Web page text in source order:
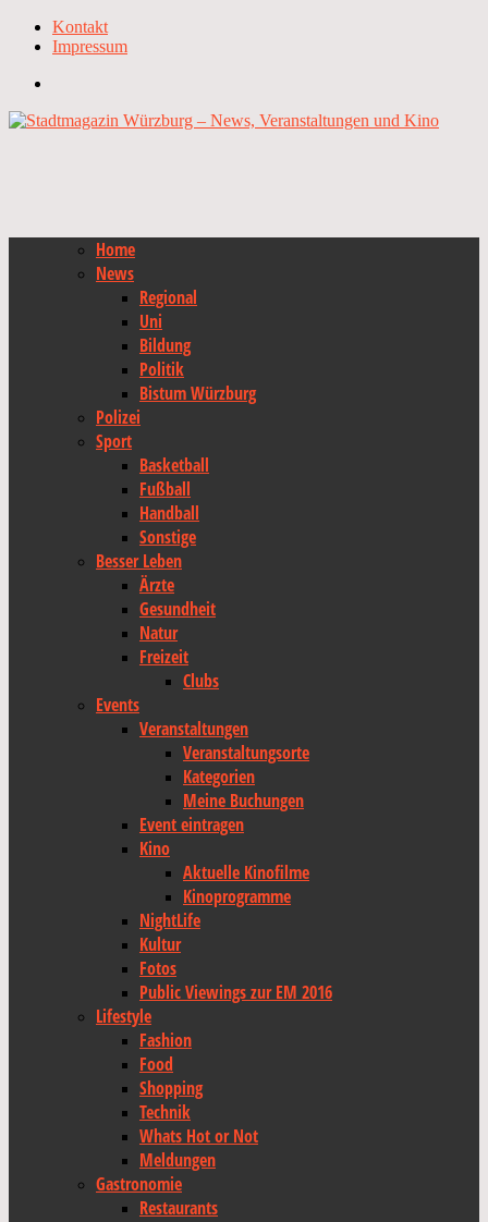
Kontakt
Impressum
Home
News
Regional
Uni
Bildung
Politik
Bistum Würzburg
Polizei
Sport
Basketball
Fußball
Handball
Sonstige
Besser Leben
Ärzte
Gesundheit
Natur
Freizeit
Clubs
Events
Veranstaltungen
Veranstaltungsorte
Kategorien
Meine Buchungen
Event eintragen
Kino
Aktuelle Kinofilme
Kinoprogramme
NightLife
Kultur
Fotos
Public Viewings zur EM 2016
Lifestyle
Fashion
Food
Shopping
Technik
Whats Hot or Not
Meldungen
Gastronomie
Restaurants